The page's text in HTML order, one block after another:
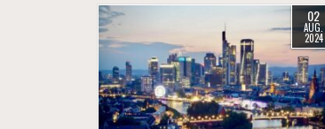
02
AUG.
2024